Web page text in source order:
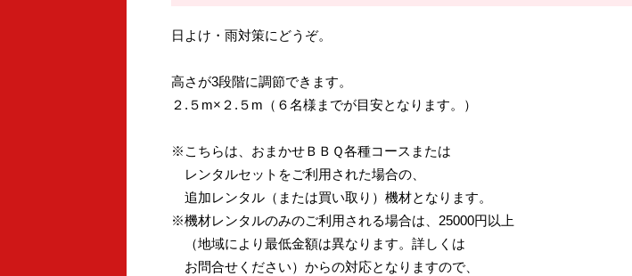
日よけ・雨対策にどうぞ。
高さが3段階に調節できます。
２.５m×２.５m（６名様までが目安となります。）
※こちらは、おまかせＢＢＱ各種コースまたは
レンタルセットをご利用された場合の、
追加レンタル（または買い取り）機材となります。
※機材レンタルのみのご利用される場合は、25000円以上
（地域により最低金額は異なります。詳しくは
お問合せください）からの対応となりますので、